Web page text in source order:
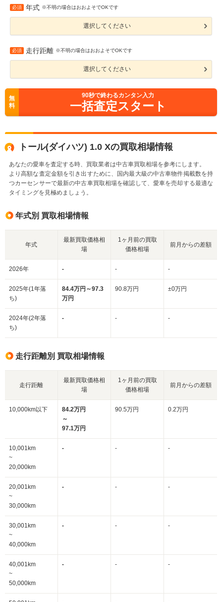
必須 年式 ※不明の場合はおおよそでOKです
選択してください
必須 走行距離 ※不明の場合はおおよそでOKです
選択してください
無
料
90秒で終わるカンタン入力
一括査定スタート
トール(ダイハツ) 1.0 Xの買取相場情報
あなたの愛車を査定する時、買取業者は中古車買取相場を参考にします。
より高額な査定金額を引き出すために、国内最大級の中古車物件掲載数を持
つカーセンサーで最新の中古車買取相場を確認して、愛車を売却する最適な
タイミングを見極めましょう。
年式別 買取相場情報
年式
最新買取価格相
場
1ヶ月前の買取
価格相場
前月からの差額
2026年 - - -
2025年(1年落
ち)
84.4万円～97.3
万円
90.8万円 ±0万円
2024年(2年落
ち)
- - -
走行距離別 買取相場情報
走行距離
最新買取価格相
場
1ヶ月前の買取
価格相場
前月からの差額
10,000km以下
84.2万円
～
97.1万円
90.5万円 0.2万円
10,001km
~
20,000km
- - -
20,001km
~
30,000km
- - -
30,001km
~
40,000km
- - -
40,001km
~
50,000km
- - -